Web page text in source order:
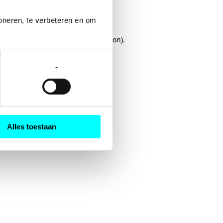
te verbeteren en om
-
Alles toestaan
for more information).